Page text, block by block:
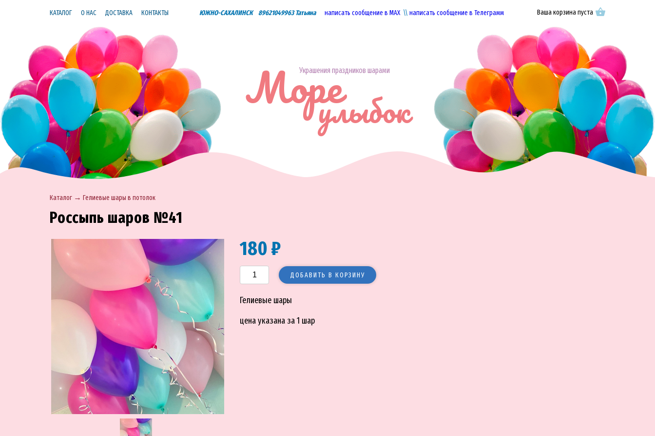
КАТАЛОГ О НАС ДОСТАВКА КОНТАКТЫ ЮЖНО-САХАЛИНСК 89621049963 Татьяна написать сообщение в МАХ\\ написать сообщение в Телеграмм Ваша корзина пуста
Украшения праздников шарами
Мореулыбок
Каталог → Гелиевые шары в потолок
Россыпь шаров №41
180 ₽
ДОБАВИТЬ В КОРЗИНУ
Гелиевые шары
цена указана за 1 шар